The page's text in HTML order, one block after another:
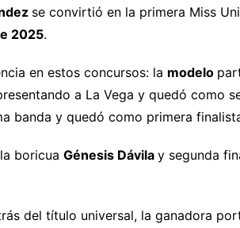
se convirtió en la primera Miss
2025.
en estos concursos: la modelo
a La Vega y quedó como
banda y quedó como primera
boricua Génesis Dávila y segunda
del título universal, la ganadora